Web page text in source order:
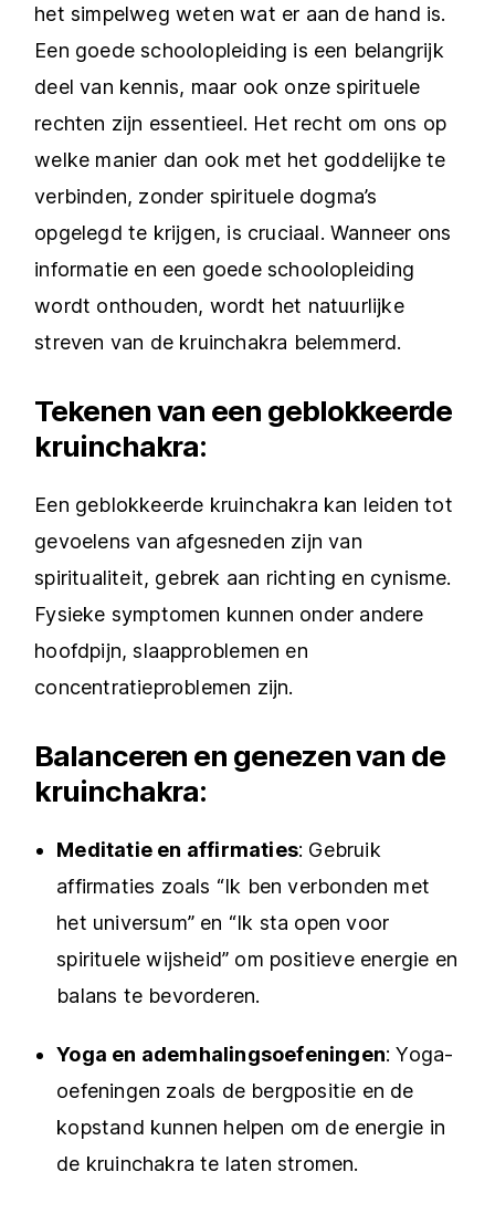
het simpelweg weten wat er aan de hand is.
Een goede schoolopleiding is een belangrijk
deel van kennis, maar ook onze spirituele
rechten zijn essentieel. Het recht om ons op
welke manier dan ook met het goddelijke te
verbinden, zonder spirituele dogma’s
opgelegd te krijgen, is cruciaal. Wanneer ons
informatie en een goede schoolopleiding
wordt onthouden, wordt het natuurlijke
streven van de kruinchakra belemmerd.
Tekenen van een geblokkeerde
kruinchakra:
Een geblokkeerde kruinchakra kan leiden tot
gevoelens van afgesneden zijn van
spiritualiteit, gebrek aan richting en cynisme.
Fysieke symptomen kunnen onder andere
hoofdpijn, slaapproblemen en
concentratieproblemen zijn.
Balanceren en genezen van de
kruinchakra:
Meditatie en affirmaties: Gebruik
affirmaties zoals “Ik ben verbonden met
het universum” en “Ik sta open voor
spirituele wijsheid” om positieve energie en
balans te bevorderen.
Yoga en ademhalingsoefeningen: Yoga-
oefeningen zoals de bergpositie en de
kopstand kunnen helpen om de energie in
de kruinchakra te laten stromen.